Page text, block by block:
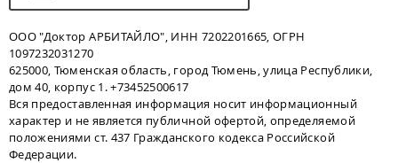
ООО "Доктор АРБИТАЙЛО", ИНН 7202201665, ОГРН
1097232031270
625000, Тюменская область, город Тюмень, улица Республики,
дом 40, корпус 1. +73452500617
Вся предоставленная информация носит информационный
характер и не является публичной офертой, определяемой
положениями ст. 437 Гражданского кодекса Российской
Федерации.